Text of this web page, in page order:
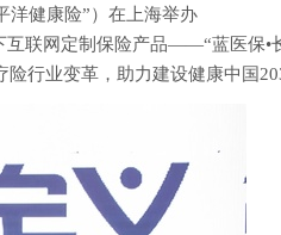
洋健康险”）在上海举办
联网定制保险产品——“蓝医保•
行业变革，助力建设健康中国